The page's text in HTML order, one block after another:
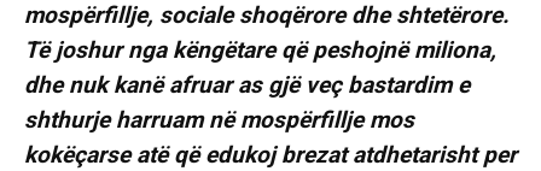
mospërfillje, sociale shoqërore dhe shtetërore.
Të joshur nga këngëtare që peshojnë miliona,
dhe nuk kanë afruar as gjë veç bastardim e
shthurje harruam në mospërfillje mos
kokëçarse atë që edukoj brezat atdhetarisht per